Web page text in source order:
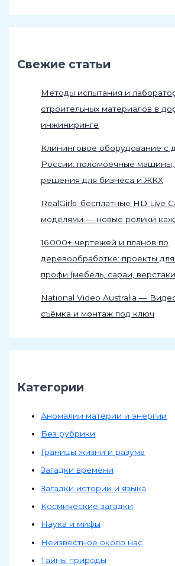
Свежие статьи
Методы испытания и
строительных материалов в
инжиниринге
Клининговое оборудование с
России: поломоечные
решения для бизнеса и ЖКХ
RealGirls: бесплатные HD Live
моделями — новые ролики
16 000+ чертежей и планов по
деревообработке: проекты
профи (мебель, сараи,
National Video Australia —
съёмка и монтаж под ключ
Категории
Аномалии материи и энергии
Без рубрики
Границы жизни и разума
Загадки времени
Загадки истории и языка
Космические загадки
Наука и мифы
Неизвестное около нас
Тайны природы